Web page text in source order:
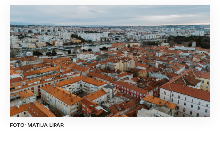
MATIJA LIPAR